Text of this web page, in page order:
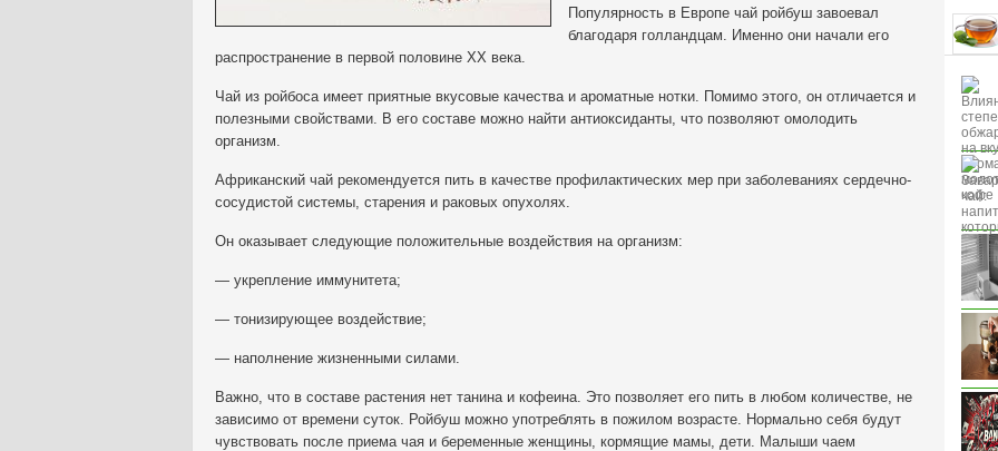
Популярность в Европе чай ройбуш завоевал
благодаря голландцам. Именно они начали его
распространение в первой половине ХХ века.
Чай из ройбоса имеет приятные вкусовые качества и ароматные нотки. Помимо этого, он отличается и
полезными свойствами. В его составе можно найти антиоксиданты, что позволяют омолодить
организм.
Африканский чай рекомендуется пить в качестве профилактических мер при заболеваниях сердечно-
сосудистой системы, старения и раковых опухолях.
Он оказывает следующие положительные воздействия на организм:
— укрепление иммунитета;
— тонизирующее воздействие;
— наполнение жизненными силами.
Важно, что в составе растения нет танина и кофеина. Это позволяет его пить в любом количестве, не
зависимо от времени суток. Ройбуш можно употреблять в пожилом возрасте. Нормально себя будут
чувствовать после приема чая и беременные женщины, кормящие мамы, дети. Малыши чаем